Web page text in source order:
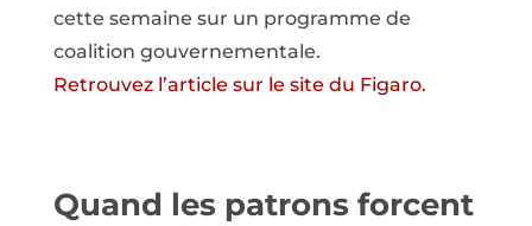
cette semaine sur un programme de
coalition gouvernementale.
Retrouvez l’article sur le site du Figaro.
Quand les patrons forcent